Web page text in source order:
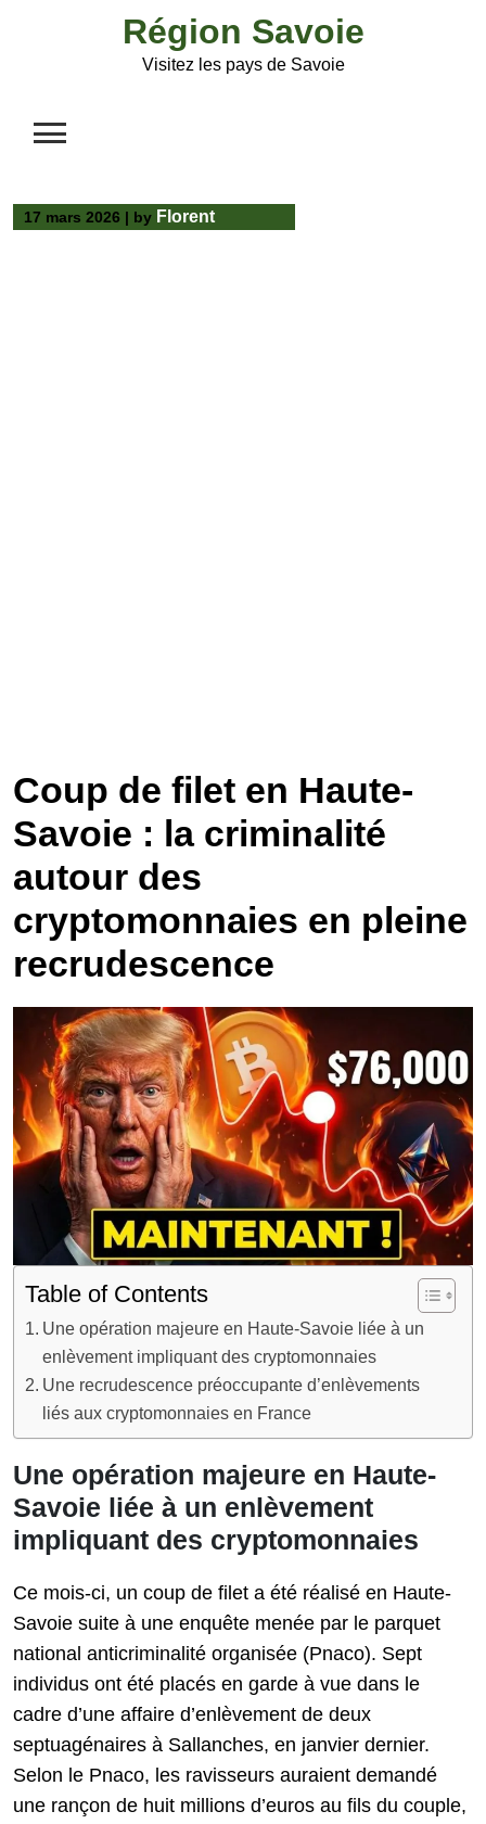
Région Savoie
Visitez les pays de Savoie
17 mars 2026 | by Florent
Coup de filet en Haute-
Savoie : la criminalité
autour des
cryptomonnaies en pleine
recrudescence
Table of Contents
Une opération majeure en Haute-Savoie liée à un
enlèvement impliquant des cryptomonnaies
Une recrudescence préoccupante d’enlèvements
liés aux cryptomonnaies en France
Une opération majeure en Haute-
Savoie liée à un enlèvement
impliquant des cryptomonnaies
Ce mois-ci, un coup de filet a été réalisé en Haute-
Savoie suite à une enquête menée par le parquet
national anticriminalité organisée (Pnaco). Sept
individus ont été placés en garde à vue dans le
cadre d’une affaire d’enlèvement de deux
septuagénaires à Sallanches, en janvier dernier.
Selon le Pnaco, les ravisseurs auraient demandé
une rançon de huit millions d’euros au fils du couple,